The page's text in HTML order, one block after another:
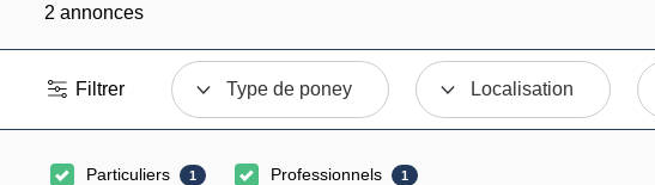
2 annonces
Filtrer Type de poney Localisation
Particuliers 1 Professionnels 1